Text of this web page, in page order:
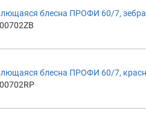
блесна ПРОФИ 60/7, зебра
блесна ПРОФИ 60/7,